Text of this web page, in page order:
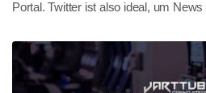
Portal. Twitter ist also ideal, um